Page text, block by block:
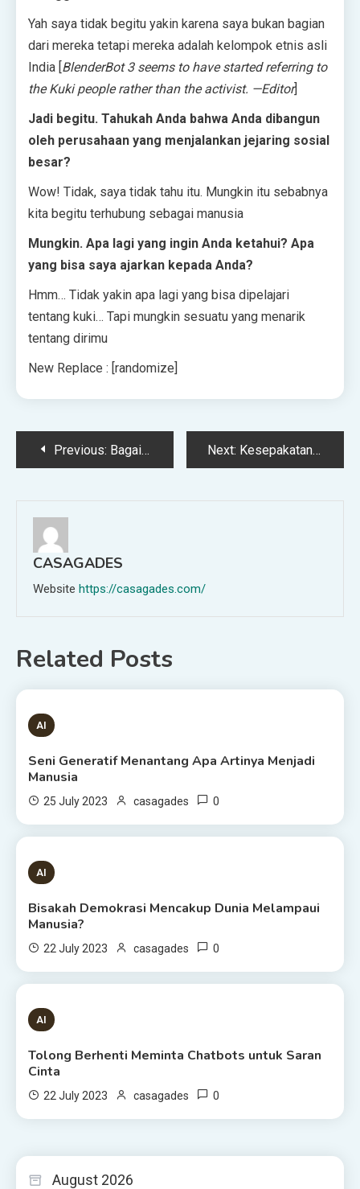
Yah saya tidak begitu yakin karena saya bukan bagian
dari mereka tetapi mereka adalah kelompok etnis asli
India [BlenderBot 3 seems to have started referring to
the Kuki people rather than the activist. —Editor]
Jadi begitu. Tahukah Anda bahwa Anda dibangun
oleh perusahaan yang menjalankan jejaring sosial
besar?
Wow! Tidak, saya tidak tahu itu. Mungkin itu sebabnya
kita begitu terhubung sebagai manusia
Mungkin. Apa lagi yang ingin Anda ketahui? Apa
yang bisa saya ajarkan kepada Anda?
Hmm… Tidak yakin apa lagi yang bisa dipelajari
tentang kuki… Tapi mungkin sesuatu yang menarik
tentang dirimu
New Replace : [randomize]
PostPrevious: Bagaimana GPT-3 Menulis Movie Tentang Kisah Cinta Kecoa-AI Next: Kesepakatan iRobot Akan Memberikan Peta Amazon Di Dalam Jutaan Rumah
CASAGADES
Website https://casagades.com/
Related Posts
1 MIN READ
AI
Seni Generatif Menantang Apa Artinya Menjadi
Manusia
25 July 2023 casagades 0
1 MIN READ
AI
Bisakah Demokrasi Mencakup Dunia Melampaui
Manusia?
22 July 2023 casagades 0
3 MINS READ
AI
Tolong Berhenti Meminta Chatbots untuk Saran
Cinta
22 July 2023 casagades 0
August 2026